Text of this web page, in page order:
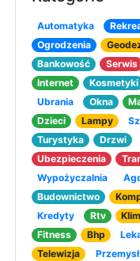
Automatyka
Ogrodzenia
Bankowość
Serwis
Internet
Kosmetyki
Ubrania
Okna
Dzieci
Lampy
Turystyka
Drzwi
Ubezpieczenia
Wypożyczalnia
Budownictwo
Kredyty
Rtv
Fitness
Bhp
Telewizja
Przemysł